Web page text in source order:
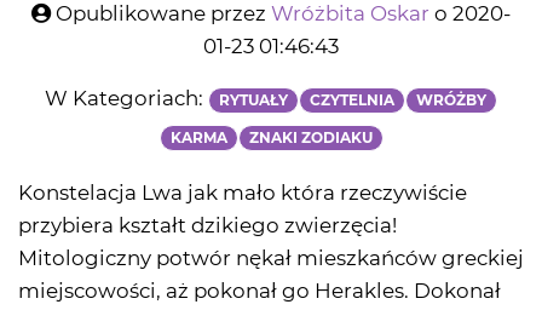
Opublikowane przez Wróżbita Oskar o 2020-
01-23 01:46:43
W Kategoriach: RYTUAŁY CZYTELNIA WRÓŻBY
KARMA ZNAKI ZODIAKU
Konstelacja Lwa jak mało która rzeczywiście
przybiera kształt dzikiego zwierzęcia!
Mitologiczny potwór nękał mieszkańców greckiej
miejscowości, aż pokonał go Herakles. Dokonał